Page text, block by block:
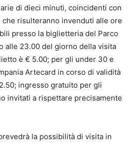
di dieci minuti, coincidenti con
risulteranno invenduti alle ore
presso la biglietteria del Parco
alle 23.00 del giorno della visita
è € 5.00; per gli under 30 e
Artecard in corso di validità
ingresso gratuito per gli
invitati a rispettare precisamente
la possibilità di visita in